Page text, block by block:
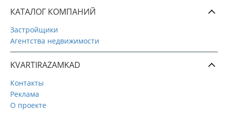
КАТАЛОГ КОМПАНИЙ
Застройщики
Агентства недвижимости
KVARTIRAZAMKAD
Контакты
Реклама
О проекте